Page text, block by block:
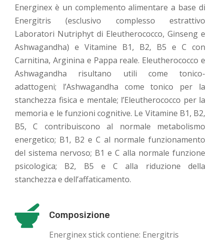
Energinex è un complemento alimentare a base di
Energitris (esclusivo complesso estrattivo
Laboratori Nutriphyt di Eleutherococco, Ginseng e
Ashwagandha) e Vitamine B1, B2, B5 e C con
Carnitina, Arginina e Pappa reale. Eleutherococco e
Ashwagandha risultano utili come tonico-
adattogeni; l’Ashwagandha come tonico per la
stanchezza fisica e mentale; l’Eleutherococco per la
memoria e le funzioni cognitive. Le Vitamine B1, B2,
B5, C contribuiscono al normale metabolismo
energetico; B1, B2 e C al normale funzionamento
del sistema nervoso; B1 e C alla normale funzione
psicologica; B2, B5 e C alla riduzione della
stanchezza e dell’affaticamento.
Composizione
Energinex stick contiene: Energitris